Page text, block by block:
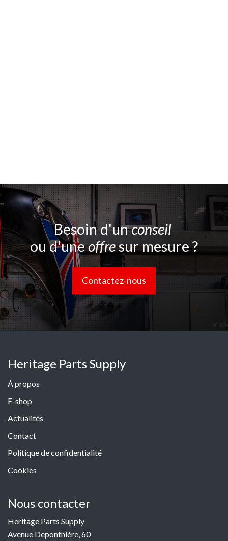
Besoin d'unconseil
ou d'uneoffresur mesure ?
Contactez-nous
Heritage Parts Supply
À propos
E-shop
Actualités
Contact
Politique de confidentialité
Cookies
Nous contacter
Heritage Parts Supply
Avenue Deponthière, 60